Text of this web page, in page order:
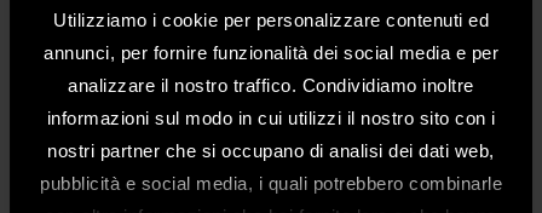
Utilizziamo i cookie per personalizzare contenuti ed
annunci, per fornire funzionalità dei social media e per
analizzare il nostro traffico. Condividiamo inoltre
informazioni sul modo in cui utilizzi il nostro sito con i
nostri partner che si occupano di analisi dei dati web,
pubblicità e social media, i quali potrebbero combinarle
Benvenuti nel sito web di NSK Dental
MODELLO: CODICE: